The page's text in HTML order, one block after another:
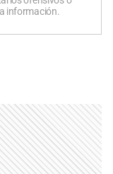
información.